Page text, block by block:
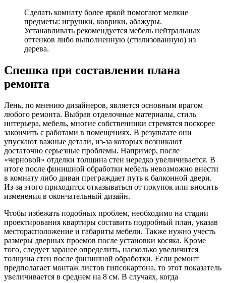
Сделать комнату более яркой помогают мелкие
предметы: игрушки, коврики, абажуры.
Устанавливать рекомендуется мебель нейтральных
оттенков либо выполненную (стилизованную) из
дерева.
Спешка при составлении плана
ремонта
Лень, по мнению дизайнеров, является основным врагом
любого ремонта. Выбрав отделочные материалы, стиль
интерьера, мебель, многие собственники стремятся поскорее
закончить с работами в помещениях. В результате они
упускают важные детали, из-за которых возникают
достаточно серьезные проблемы. Например, после
«черновой» отделки толщина стен нередко увеличивается. В
итоге после финишной обработки мебель невозможно внести
в комнату либо диван преграждает путь к балконной двери.
Из-за этого приходится отказываться от покупок или вносить
изменения в окончательный дизайн.
Чтобы избежать подобных проблем, необходимо на стадии
проектирования квартиры составить подробный план, указав
месторасположение и габариты мебели. Также нужно учесть
размеры дверных проемов после установки косяка. Кроме
того, следует заранее определить, насколько увеличится
толщина стен после финишной обработки. Если ремонт
предполагает монтаж листов гипсокартона, то этот показатель
увеличивается в среднем на 8 см. В случаях, когда